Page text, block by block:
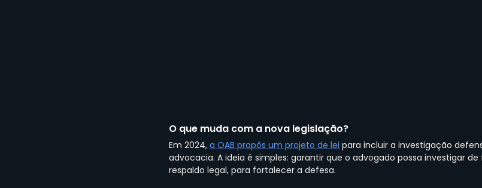
O que muda com a nova legislação?
Em 2024, a OAB propôs um projeto de lei para incluir a investigação
advocacia. A ideia é simples: garantir que o advogado possa investigar
respaldo legal, para fortalecer a defesa.